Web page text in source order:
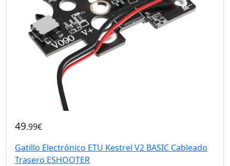
49.99€
Gatillo Electrónico ETU Kestrel V2 BASIC Cableado
Trasero ESHOOTER